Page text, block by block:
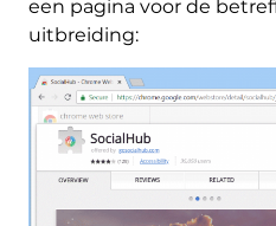
een pagina voor de
uitbreiding: